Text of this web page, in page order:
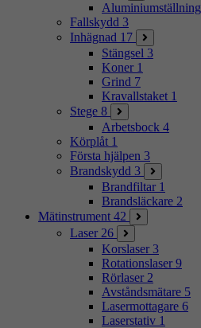
Aluminiumställning
Fallskydd 3
Inhägnad 17
Stängsel 3
Koner 1
Grind 7
Kravallstaket 1
Stege 8
Arbetsbock 4
Körplåt 1
Första hjälpen 3
Brandskydd 3
Brandfiltar 1
Brandsläckare 2
Mätinstrument 42
Laser 26
Korslaser 3
Rotationslaser 9
Rörlaser 2
Avståndsmätare 5
Lasermottagare 6
Laserstativ 1